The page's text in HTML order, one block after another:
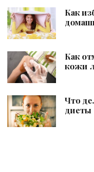
Как
Как
кожи
Что
диеты